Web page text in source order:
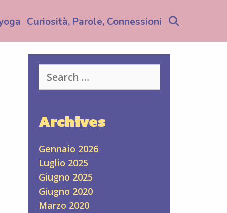
Curiosità, Parole, Connessioni
for:
Archives
Gennaio 2026
Luglio 2025
Giugno 2025
Giugno 2020
Marzo 2020